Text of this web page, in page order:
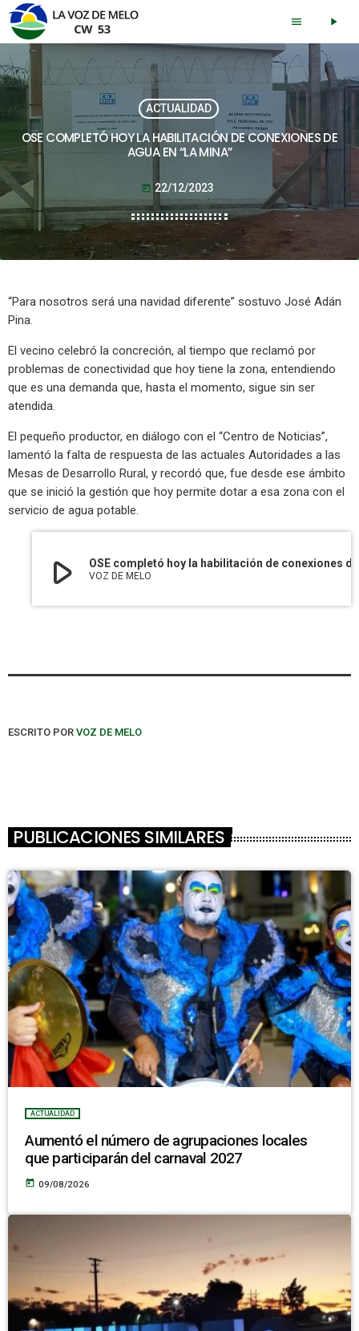
menu play_arrow
ACTUALIDAD
OSE COMPLETÓ HOY LA HABILITACIÓN DE CONEXIONES DE
AGUA EN “LA MINA”
today 22/12/2023
“Para nosotros será una navidad diferente” sostuvo José Adán
Pina.
El vecino celebró la concreción, al tiempo que reclamó por
problemas de conectividad que hoy tiene la zona, entendiendo
que es una demanda que, hasta el momento, sigue sin ser
atendida.
El pequeño productor, en diálogo con el “Centro de Noticias”,
lamentó la falta de respuesta de las actuales Autoridades a las
Mesas de Desarrollo Rural, y recordó que, fue desde ese ámbito
que se inició la gestión que hoy permite dotar a esa zona con el
servicio de agua potable.
play_arrow VOZ DE MELO
ESCRITO POR VOZ DE MELO
PUBLICACIONES SIMILARES
ACTUALIDAD
Aumentó el número de agrupaciones locales
que participarán del carnaval 2027
today 09/08/2026